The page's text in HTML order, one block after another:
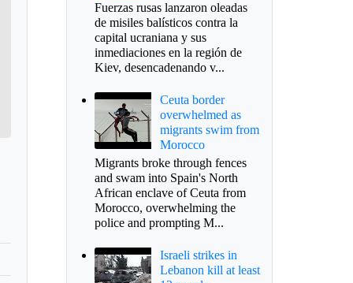
Fuerzas rusas lanzaron oleadas
de misiles balísticos contra la
capital ucraniana y sus
inmediaciones en la región de
Kiev, desencadenando v...
Ceuta border
overwhelmed as
migrants swim from
Morocco
Migrants broke through fences
and swam into Spain's North
African enclave of Ceuta from
Morocco, overwhelming the
police and prompting M...
Israeli strikes in
Lebanon kill at least